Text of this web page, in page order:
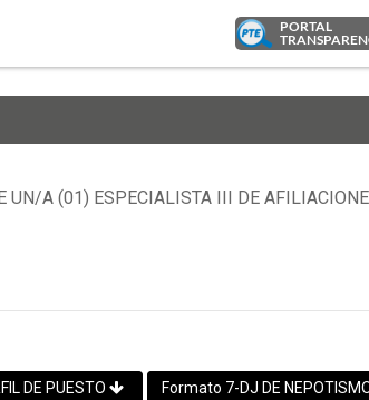
PORTAL
UN/A (01) ESPECIALISTA III DE
DE PUESTO Formato 7-DJ DE